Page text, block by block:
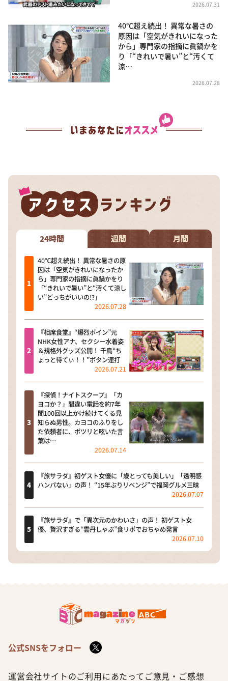
2026.07.31
40℃超え続出！ 異常な暑さの
原因は「空気がきれいになった
から」専門家の指摘に眞鍋かを
り「“きれいで暑い”と“汚くて
涼…
2026.07.28
24時間 週間 月間
40℃超え続出！ 異常な暑さの原
因は「空気がきれいになったか
ら」専門家の指摘に眞鍋かをり
「“きれいで暑い”と“汚くて涼し
い”どっちがいいの!?」
2026.07.28
『相席食堂』“爆烈ボイン”元
NHK女性アナ、セクシー水着姿
＆規格外グッズ公開！ 千鳥“ち
ょっと待てぃ！！”ボタン連打
2026.07.21
『探偵！ナイトスクープ』「カ
ヨコか？」間違い電話を約7年
間100回以上かけ続けてくる見
知らぬ男性。カヨコのふりをし
た依頼者に、ポツリと呟いた言
葉は…
2026.07.14
『旅サラダ』初ゲスト女優に「歳とっても美しい」「透明感
ハンパない」の声！ “15年ぶりリベンジ”で福岡グルメ三昧
2026.07.07
『旅サラダ』で「異次元のかわいさ」の声！ 初ゲスト女
優、贅沢すぎる“雲丹しゃぶ”食リポでおちゃめ発言
2026.07.10
公式SNSをフォロー
運営会社サイトのご利用にあたって ご意見・ご感想